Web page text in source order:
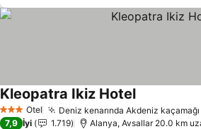
3 YıldızOtel Deniz kenarında Akdeniz kaçamağı
Kleopatra Ikiz HotelFiyatları
7,9 İyi 1.719 Alanya, Avsallar 20.0 km